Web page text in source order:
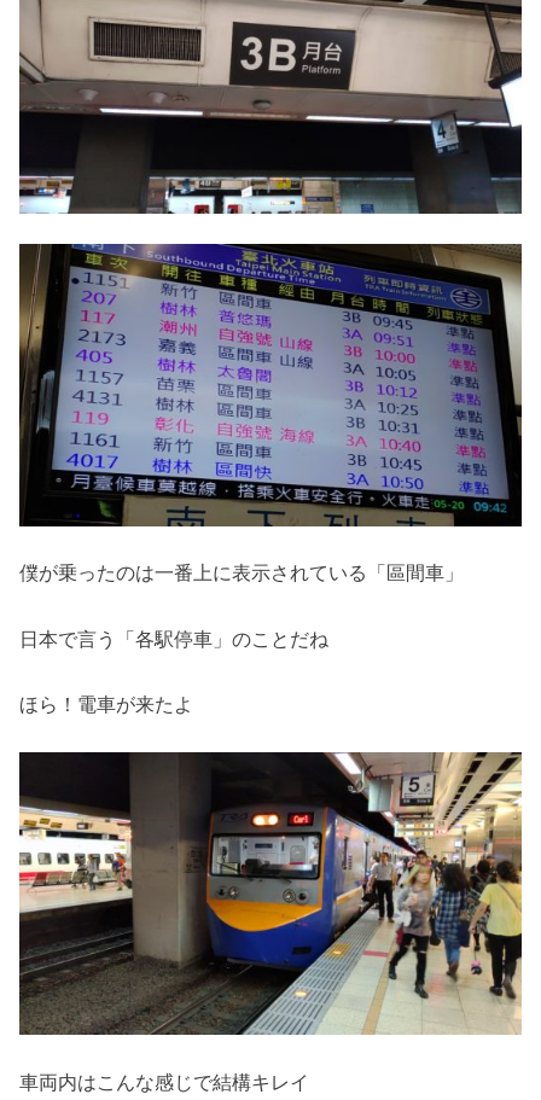
僕が乗ったのは一番上に表示されている「區間車」
日本で言う「各駅停車」のことだね
ほら！電車が来たよ
車両内はこんな感じで結構キレイ